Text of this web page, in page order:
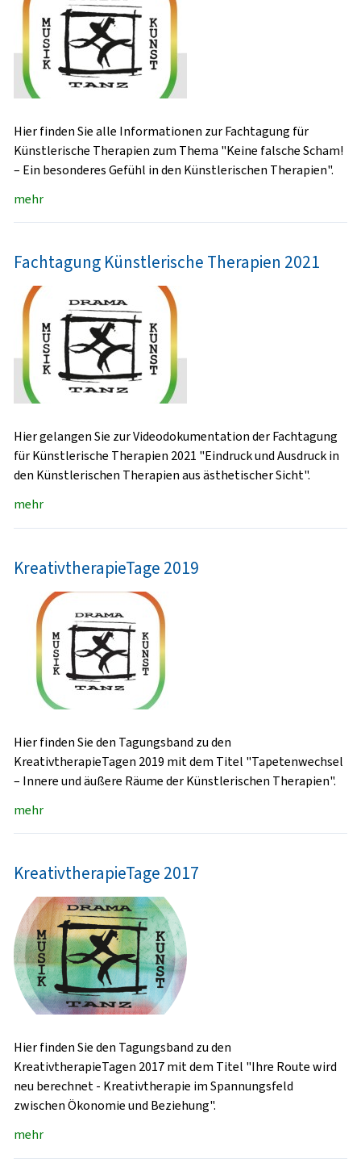
Hier finden Sie alle Informationen zur Fachtagung für
Künstlerische Therapien zum Thema "Keine falsche Scham!
– Ein besonderes Gefühl in den Künstlerischen Therapien".
mehr
Fachtagung Künstlerische Therapien 2021
Hier gelangen Sie zur Videodokumentation der Fachtagung
für Künstlerische Therapien 2021 "Eindruck und Ausdruck in
den Künstlerischen Therapien aus ästhetischer Sicht".
mehr
KreativtherapieTage 2019
Hier finden Sie den Tagungsband zu den
KreativtherapieTagen 2019 mit dem Titel "Tapetenwechsel
– Innere und äußere Räume der Künstlerischen Therapien".
mehr
KreativtherapieTage 2017
Hier finden Sie den Tagungsband zu den
KreativtherapieTagen 2017 mit dem Titel "Ihre Route wird
neu berechnet - Kreativtherapie im Spannungsfeld
zwischen Ökonomie und Beziehung".
mehr